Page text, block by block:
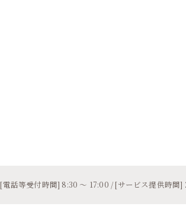
[電話等受付時間] 8:30 〜 17:00 / [サービス提供時間]